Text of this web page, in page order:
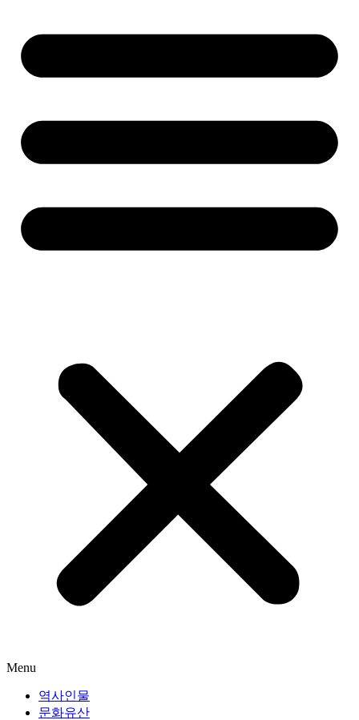
Menu
역사인물
문화유산